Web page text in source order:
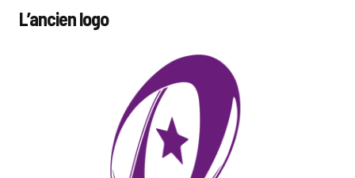
L’ancien logo